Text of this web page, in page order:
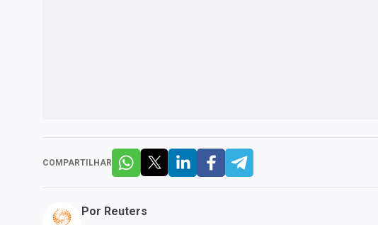
COMPARTILHAR
Por Reuters